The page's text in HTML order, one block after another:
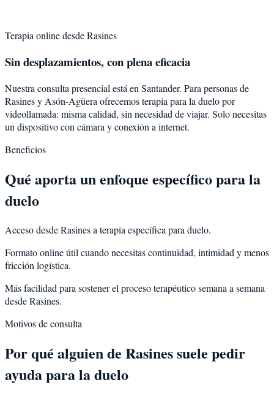
Terapia online desdeRasines
Sin desplazamientos, con plena eficacia
Nuestra consulta presencial está en Santander. Para personas de
Rasinesy Asón-Agüera ofrecemos terapia para la duelopor
videollamada: misma calidad, sin necesidad de viajar. Solo necesitas
un dispositivo con cámara y conexión a internet.
Beneficios
Qué aporta un enfoque específico para la
duelo
Acceso desde Rasines a terapia específica para duelo.
Formato online útil cuando necesitas continuidad, intimidad y menos
fricción logística.
Más facilidad para sostener el proceso terapéutico semana a semana
desde Rasines.
Motivos de consulta
Por qué alguien de Rasinessuele pedir
ayuda para laduelo